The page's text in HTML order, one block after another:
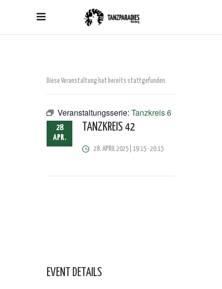
Diese Veranstaltung hat bereits stattgefunden.
Veranstaltungsserie: Tanzkreis 6
28
APR.
TANZKREIS 42
28. APRIL 2025 | 19:15-20:15
EVENT DETAILS